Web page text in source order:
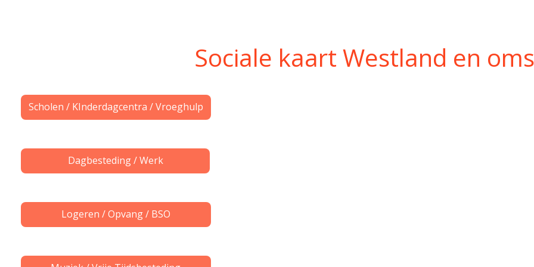
Sociale kaart Westland en
Scholen / KInderdagcentra / Vroeghulp
Dagbesteding / Werk
Logeren / Opvang / BSO